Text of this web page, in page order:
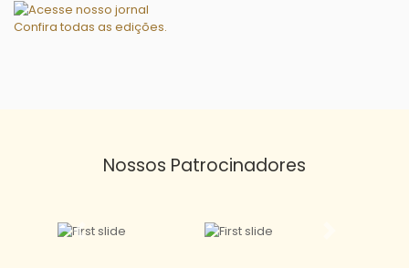
Confira todas as edições.
Nossos Patrocinadores
Previous